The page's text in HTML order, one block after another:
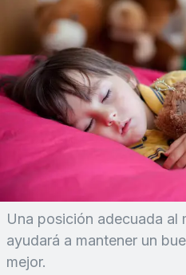
Una posición adecuada al
ayudará a mantener un
mejor.